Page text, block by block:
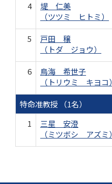
4
堤 仁美
（ツツミ ヒトミ）
5
戸田 穣
（トダ ジョウ）
6
鳥海 希世子
（トリウミ キヨコ）
特命准教授 （1名）
1
三星 安澄
（ミツボシ アズミ）